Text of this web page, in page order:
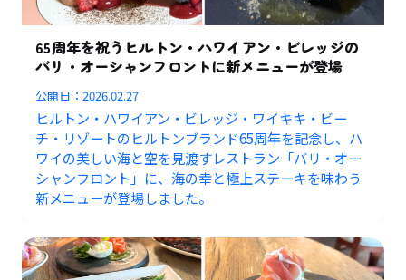
65周年を祝うヒルトン・ハワイアン・ビレッジの
バリ・オーシャンフロントに新メニューが登場
公開日：2026.02.27
ヒルトン・ハワイアン・ビレッジ・ワイキキ・ビー
チ・リゾートのヒルトンブランド65周年を記念し、ハ
ワイの美しい海と空を見渡すレストラン「バリ・オー
シャンフロント」に、海の幸と極上ステーキを味わう
新メニューが登場しました。